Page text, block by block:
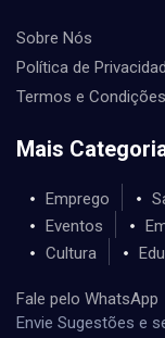
Sobre Nós
Política de
Termos e Condições
Mais
Emprego
Eventos
Cultura
Fale pelo WhatsApp
Envie Sugestões e